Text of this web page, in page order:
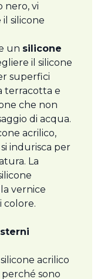
nero, vi
silicone
un silicone
il silicone
superfici
terracotta e
che non
di acqua.
acrilico,
indurisca per
La
vernice
colore.
acrilico
sono